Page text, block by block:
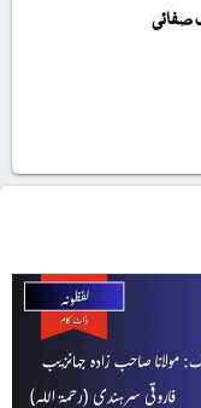
صفائی